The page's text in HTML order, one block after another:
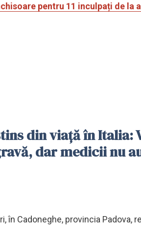
pentru 11 inculpați de la
din viață în Italia:
dar medicii nu
în Cadoneghe, provincia Padova,